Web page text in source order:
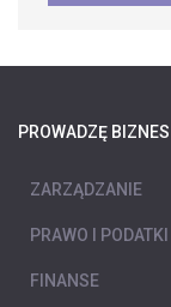
PROWADZĘ BIZNES
ZARZĄDZANIE
PRAWO I PODATKI
FINANSE